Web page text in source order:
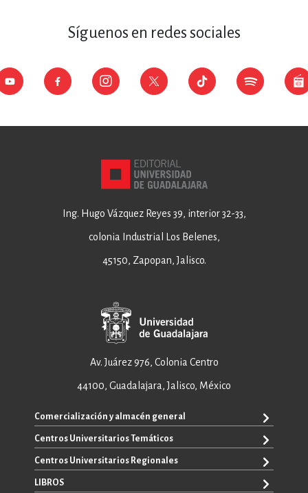
Síguenos en redes sociales
Ing. Hugo Vázquez Reyes 39, interior 32-33,
colonia Industrial Los Belenes,
45150, Zapopan, Jalisco.
Av. Juárez 976, Colonia Centro
44100, Guadalajara, Jalisco, México
Comercialización y almacén general
+52 33 3640 6326
+52 33 3640 4595
Centros Universitarios Temáticos
CUAAD
CUCEA
Centros Universitarios Regionales
CUALTOS
LIBROS